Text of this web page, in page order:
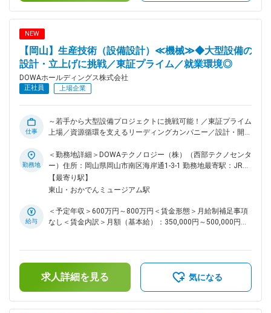
生産性向上に向けた改善提案 ・設備保全およびトラブル改善
す。将来的には大型設備投資案件や新工場立上げプロジェクト
の中核メンバーとして活躍いただけます。 ■教育体制 OJTを
中心に、実務を通じて業務を習得いただきます。業務の特性
上、幅広い領域を経験でき、着実にスキルアップが可能です。
■働き方 残業時間は月平均20時間程度です。 ■緊急呼び出しに
ついて 休日の緊急呼び出しや夜間対応は当番制で担当するこ
ております。 ■配属先について：DOWAホールディングス株式
会社での採用にてDOWAテクノロジー株式会社への在籍出向と
の密接な連携のもと、製造・研究現場と一体になって、当事者
の一員として操業、建設、開発、解析などを検討、立案、実行
NEW
【岡山】生産技術（設備設計）≪機械≫◆大型設備の
設計・立上げに挑戦／東証プライム／就業環境◎
DOWAホールディングス株式会社
正社員 上場企業
仕事
～若手から大型設備プロジェクトに挑戦可能！／東証プライム
上場／資源循環を支えるリーディングカンパニー／設計・開
アを目指せます～ ◎ DOWAグループの中核製造拠点として、
製錬・リサイクル事業を支えるスケールの大きな設備に携われ
る！ ◎ 岡山市中心部へのアクセスが良く、自然豊かな環境と
利便性を両立した働きやすいエリア！ ◎ 借上げ社宅制度や充
スタートできる！ ■この仕事の魅力 一般的な生産技術職と異
なり、設備の改善だけでなく、設備構想・設計・導入・立上
られるポジションです。 ■業務内容 DOWAグループの生産拠
点において、生産設備・プラント設備の設計および設備開発を
ご担当いただきます。 ・新規設備の構想検討および機械設計
・設備導入に伴う仕様検討、コスト試算、発注業務 ・工事管
生産性向上に向けた改善提案 ・設備保全およびトラブル改善
勤務地
＜勤務地詳細＞DOWAテクノロジー（株）（西部テクノセンタ
ー）住所：岡山県岡山市南区海岸通1-3-1 勤務地最寄駅：JR線
／岡山駅受動喫煙対策：屋内全面禁煙変更の範囲：会社の定め
る事業所
【最寄り駅】
東山・おかでんミュージアム駅
給与
＜予定年収＞600万円～800万円＜賃金形態＞月給制補足事項
なし＜賃金内訳＞月額（基本給）：350,000円～500,000円＜
る可能性があります。月給(月額)は固定手当を含めた表記で
す。
求人詳細を見る 気になる